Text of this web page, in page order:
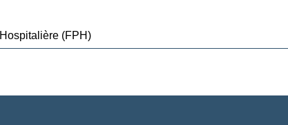
Hospitalière (FPH)